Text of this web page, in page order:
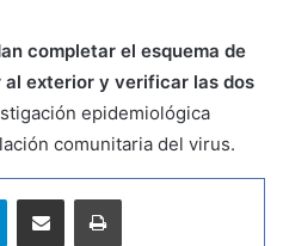
completar el esquema de
exterior y verificar las dos
epidemiológica
comunitaria del virus.
Telegram